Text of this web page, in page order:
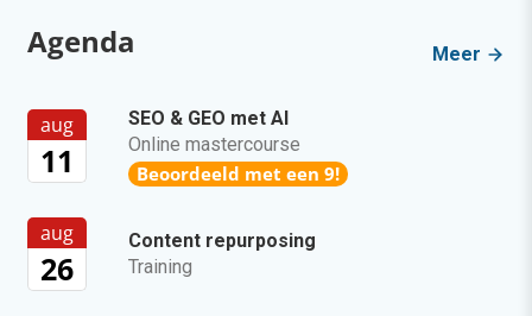
Agenda Meer
aug
11
SEO & GEO met AI
Online mastercourse
Beoordeeld met een 9!
aug
26
Content repurposing
Training